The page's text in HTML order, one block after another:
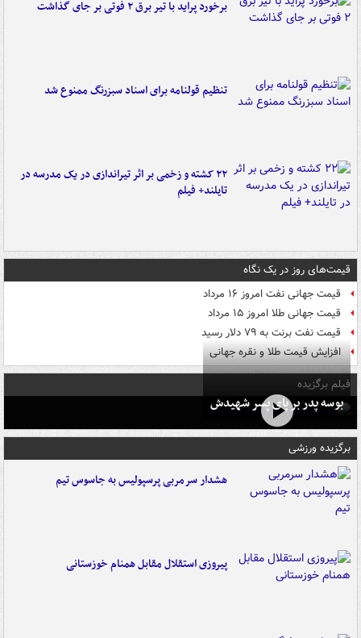
برخورد پراید با تیر برق ۲ فوتی بر جای گذاشت
تنظیم قولنامه برای اسناد سبزرنگ ممنوع شد
۲۲ کشته و زخمی بر اثر تیراندازی در یک مدرسه در
تایلند+ فیلم
قیمت‌های روز در یک نگاه
قیمت جهانی نفت امروز ۱۶ مرداد
قیمت جهانی طلا امروز ۱۵ مرداد
قیمت نفت برنت به ۷۹ دلار رسید
افزایش قیمت طلا و نقره جهانی
فیلم برگزیده
بوسه‌ پدر بر پای پسر شهیدش
برگزیده ورزشی
هشدار سرمربی پرسپولیس به جاسوس تیم
پیروزی استقلال مقابل همنام خوزستانی